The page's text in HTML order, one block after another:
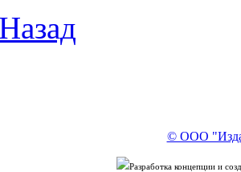
Назад
© ООО
Разработка концепции и